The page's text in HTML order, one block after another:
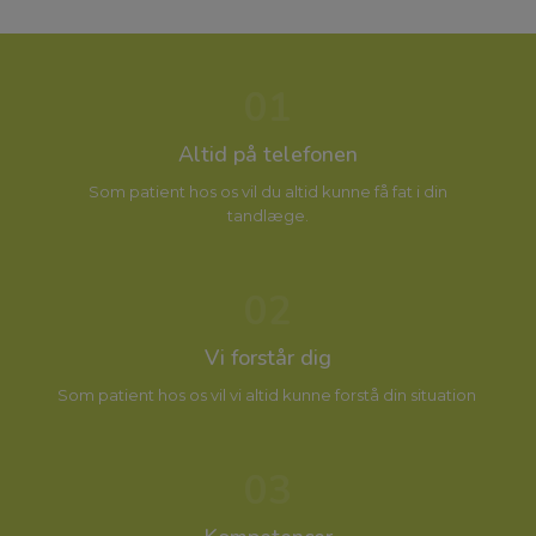
Altid på telefonen
Som patient hos os vil du altid kunne få fat i din
tandlæge.
Vi forstår dig
Som patient hos os vil vi altid kunne forstå din situation